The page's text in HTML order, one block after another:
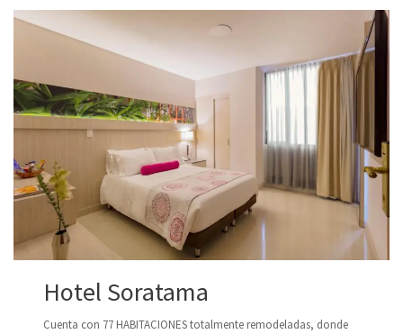
Hotel Soratama
Cuenta con 77 HABITACIONES totalmente remodeladas, donde